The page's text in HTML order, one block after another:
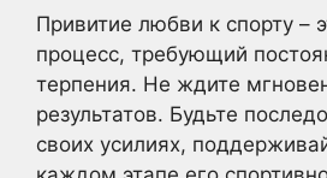
Привитие любви к спорту –
процесс, требующий
терпения. Не ждите
результатов. Будьте
своих усилиях,